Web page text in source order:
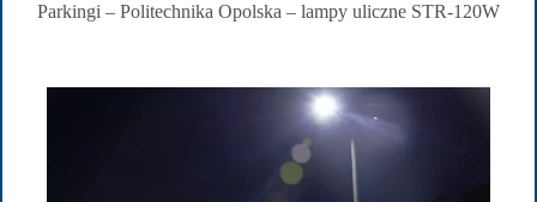
Parkingi – Politechnika Opolska – lampy uliczne STR-120W